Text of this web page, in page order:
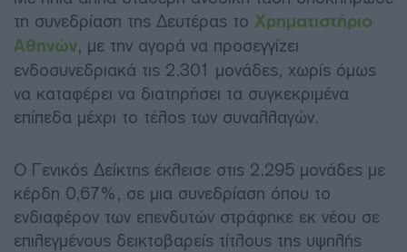
τη συνεδρίαση της Δευτέρας το Χρηματιστήριο
Αθηνών, με την αγορά να προσεγγίζει
ενδοσυνεδριακά τις 2.301 μονάδες, χωρίς όμως
να καταφέρει να διατηρήσει τα συγκεκριμένα
επίπεδα μέχρι το τέλος των συναλλαγών.
Ο Γενικός Δείκτης έκλεισε στις 2.295 μονάδες με
κέρδη 0,67%, σε μια συνεδρίαση όπου το
ενδιαφέρον των επενδυτών στράφηκε εκ νέου σε
επιλεγμένους δεικτοβαρείς τίτλους της υψηλής